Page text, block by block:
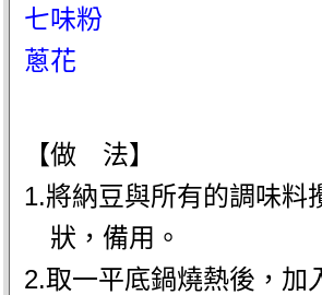
七味粉
蔥花
【做 法】
1.將納豆與所有的調味料
狀，備用。
2.取一平底鍋燒熱後，加